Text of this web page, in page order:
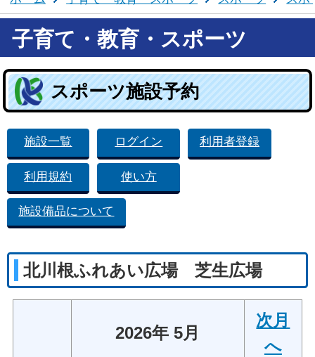
子育て・教育・スポーツ
スポーツ施設予約
施設一覧 ログイン 利用者登録
利用規約 使い方
施設備品について
北川根ふれあい広場 芝生広場
2026年 5月
次月
へ